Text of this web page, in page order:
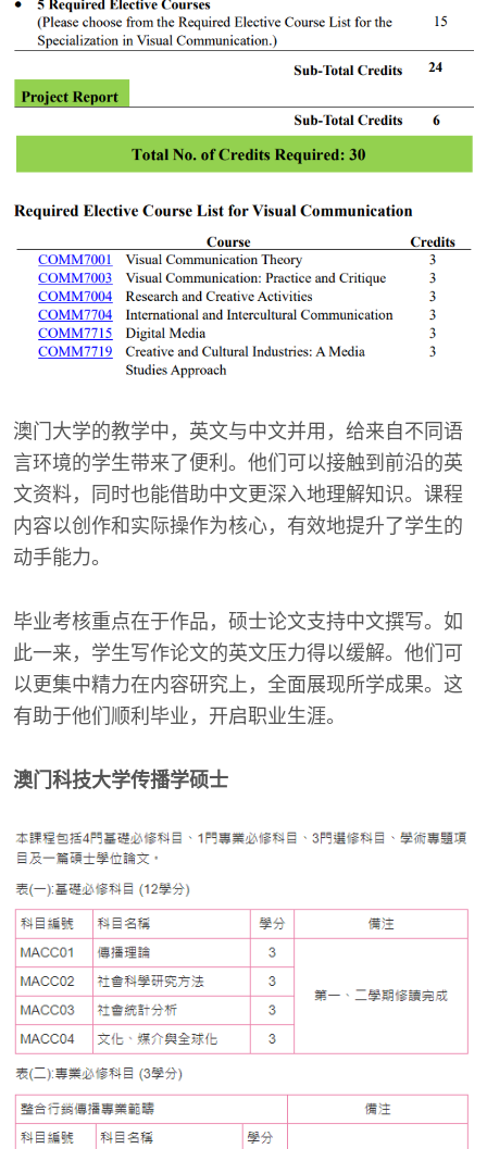
澳门大学的教学中，英文与中文并用，给来自不同语
言环境的学生带来了便利。他们可以接触到前沿的英
文资料，同时也能借助中文更深入地理解知识。课程
内容以创作和实际操作为核心，有效地提升了学生的
动手能力。
毕业考核重点在于作品，硕士论文支持中文撰写。如
此一来，学生写作论文的英文压力得以缓解。他们可
以更集中精力在内容研究上，全面展现所学成果。这
有助于他们顺利毕业，开启职业生涯。
澳门科技大学传播学硕士